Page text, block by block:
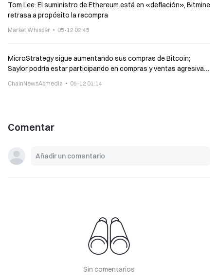
Tom Lee: El suministro de Ethereum está en «deflación», Bitmine
retrasa a propósito la recompra
Market Whisper 05-12 02:45
MicroStrategy sigue aumentando sus compras de Bitcoin;
Saylor podría estar participando en compras y ventas agresivas
ChainNewsAbmedia 05-12 01:14
Comentar
Sin comentarios